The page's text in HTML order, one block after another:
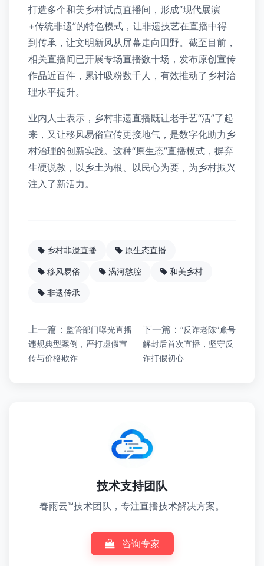
打造多个和美乡村试点直播间，形成“现代展演
+传统非遗”的特色模式，让非遗技艺在直播中得
到传承，让文明新风从屏幕走向田野。截至目前，
相关直播间已开展专场直播数十场，发布原创宣传
作品近百件，累计吸粉数千人，有效推动了乡村治
理水平提升。
业内人士表示，乡村非遗直播既让老手艺“活”了起
来，又让移风易俗宣传更接地气，是数字化助力乡
村治理的创新实践。这种“原生态”直播模式，摒弃
生硬说教，以乡土为根、以民心为要，为乡村振兴
注入了新活力。
乡村非遗直播 原生态直播
移风易俗 涡河憨腔 和美乡村
非遗传承
上一篇： 监管部门曝光直播
违规典型案例，严打虚假宣
传与价格欺诈
下一篇： “反诈老陈”账号
解封后首次直播，坚守反
诈打假初心
技术支持团队
春雨云™技术团队，专注直播技术解决方案。
咨询专家